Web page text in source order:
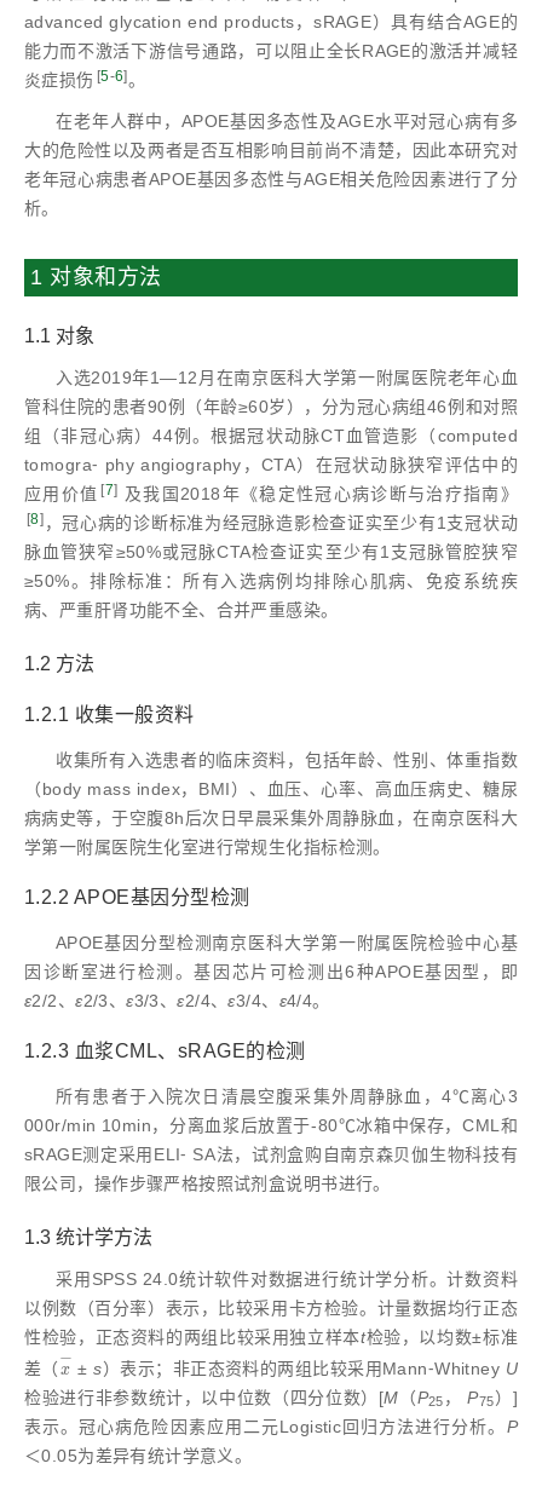
advanced glycation end products，sRAGE）具有结合AGE的
能力而不激活下游信号通路，可以阻止全长RAGE的激活并减轻
炎症损伤 [5-6]。
在老年人群中，APOE基因多态性及AGE水平对冠心病有多
大的危险性以及两者是否互相影响目前尚不清楚，因此本研究对
老年冠心病患者APOE基因多态性与AGE相关危险因素进行了分
析。
1 对象和方法
1.1 对象
入选2019年1—12月在南京医科大学第一附属医院老年心血
管科住院的患者90例（年龄≥60岁），分为冠心病组46例和对照
组（非冠心病）44例。根据冠状动脉CT血管造影（computed
tomogra⁃ phy angiography，CTA）在冠状动脉狭窄评估中的
应用价值 [7] 及我国2018年《稳定性冠心病诊断与治疗指南》
[8] ，冠心病的诊断标准为经冠脉造影检查证实至少有1支冠状动
脉血管狭窄≥50%或冠脉CTA检查证实至少有1支冠脉管腔狭窄
≥50%。排除标准：所有入选病例均排除心肌病、免疫系统疾
病、严重肝肾功能不全、合并严重感染。
1.2 方法
1.2.1 收集一般资料
收集所有入选患者的临床资料，包括年龄、性别、体重指数
（body mass index，BMI）、血压、心率、高血压病史、糖尿
病病史等，于空腹8h后次日早晨采集外周静脉血，在南京医科大
学第一附属医院生化室进行常规生化指标检测。
1.2.2 APOE基因分型检测
APOE基因分型检测南京医科大学第一附属医院检验中心基
因诊断室进行检测。基因芯片可检测出6种APOE基因型，即
ε2/2、ε2/3、ε3/3、ε2/4、ε3/4、 ε4/4。
1.2.3 血浆CML、sRAGE的检测
所有患者于入院次日清晨空腹采集外周静脉血，4℃离心3
000r/min 10min，分离血浆后放置于-80℃冰箱中保存，CML和
sRAGE测定采用ELI⁃ SA法，试剂盒购自南京森贝伽生物科技有
限公司，操作步骤严格按照试剂盒说明书进行。
1.3 统计学方法
采用SPSS 24.0统计软件对数据进行统计学分析。计数资料
以例数（百分率）表示，比较采用卡方检验。计量数据均行正态
性检验，正态资料的两组比较采用独立样本t检验，以均数±标准
差（ x
−
x- ±s）表示；非正态资料的两组比较采用Mann⁃Whitney U
检验进行非参数统计，以中位数（四分位数）[M （P25 ，P75）]
表示。冠心病危险因素应用二元Logistic回归方法进行分析。 P
＜0.05为差异有统计学意义。